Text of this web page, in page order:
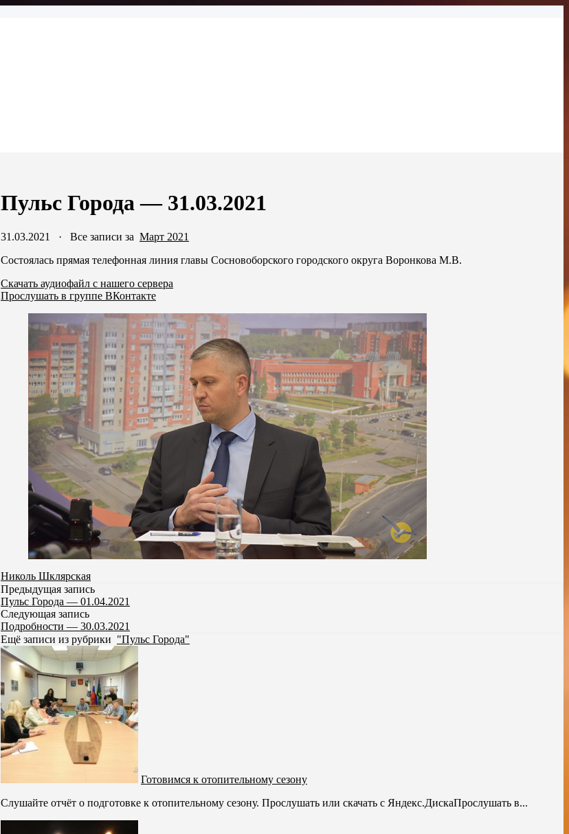
Пульс Города — 31.03.2021
31.03.2021 · Все записи за Март 2021
Состоялась прямая телефонная линия главы Сосновоборского городского округа Воронкова М.В.
Скачать аудиофайл с нашего сервера
Прослушать в группе ВКонтакте
Николь Шклярская
Предыдущая запись
Пульс Города — 01.04.2021
Следующая запись
Подробности — 30.03.2021
Ещё записи из рубрики "Пульс Города"
Готовимся к отопительному сезону
Слушайте отчёт о подготовке к отопительному сезону. Прослушать или скачать с Яндекс.ДискаПрослушать в...